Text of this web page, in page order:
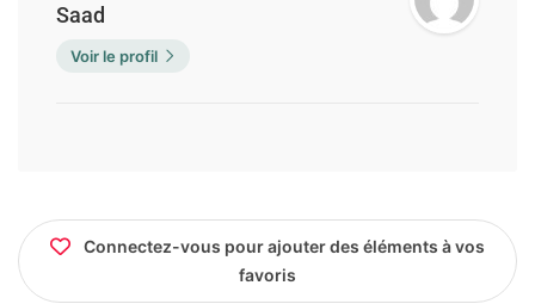
Saad
Voir le profil
Connectez-vous pour ajouter des éléments à vos
favoris